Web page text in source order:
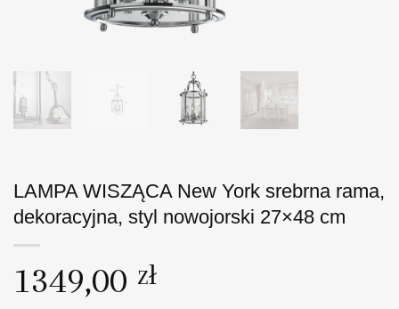
LAMPA WISZĄCA New York srebrna rama,
dekoracyjna, styl nowojorski 27×48 cm
1349,00 zł